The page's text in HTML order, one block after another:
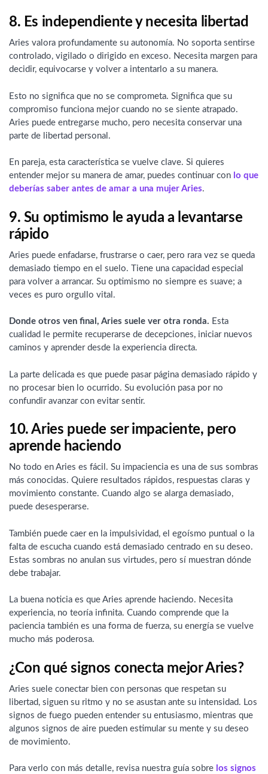
8. Es independiente y necesita libertad
Aries valora profundamente su autonomía. No soporta sentirse
controlado, vigilado o dirigido en exceso. Necesita margen para
decidir, equivocarse y volver a intentarlo a su manera.
Esto no significa que no se comprometa. Significa que su
compromiso funciona mejor cuando no se siente atrapado.
Aries puede entregarse mucho, pero necesita conservar una
parte de libertad personal.
En pareja, esta característica se vuelve clave. Si quieres
entender mejor su manera de amar, puedes continuar con lo que
deberías saber antes de amar a una mujer Aries.
9. Su optimismo le ayuda a levantarse
rápido
Aries puede enfadarse, frustrarse o caer, pero rara vez se queda
demasiado tiempo en el suelo. Tiene una capacidad especial
para volver a arrancar. Su optimismo no siempre es suave; a
veces es puro orgullo vital.
Donde otros ven final, Aries suele ver otra ronda. Esta
cualidad le permite recuperarse de decepciones, iniciar nuevos
caminos y aprender desde la experiencia directa.
La parte delicada es que puede pasar página demasiado rápido y
no procesar bien lo ocurrido. Su evolución pasa por no
confundir avanzar con evitar sentir.
10. Aries puede ser impaciente, pero
aprende haciendo
No todo en Aries es fácil. Su impaciencia es una de sus sombras
más conocidas. Quiere resultados rápidos, respuestas claras y
movimiento constante. Cuando algo se alarga demasiado,
puede desesperarse.
También puede caer en la impulsividad, el egoísmo puntual o la
falta de escucha cuando está demasiado centrado en su deseo.
Estas sombras no anulan sus virtudes, pero sí muestran dónde
debe trabajar.
La buena noticia es que Aries aprende haciendo. Necesita
experiencia, no teoría infinita. Cuando comprende que la
paciencia también es una forma de fuerza, su energía se vuelve
mucho más poderosa.
¿Con qué signos conecta mejor Aries?
Aries suele conectar bien con personas que respetan su
libertad, siguen su ritmo y no se asustan ante su intensidad. Los
signos de fuego pueden entender su entusiasmo, mientras que
algunos signos de aire pueden estimular su mente y su deseo
de movimiento.
Para verlo con más detalle, revisa nuestra guía sobre los signos